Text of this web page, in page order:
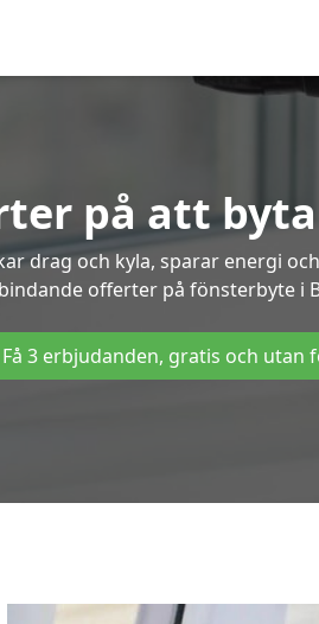
på att
drag och kyla, sparar energi
bindande offerter på fönsterbyte i
Få 3 erbjudanden, gratis och utan